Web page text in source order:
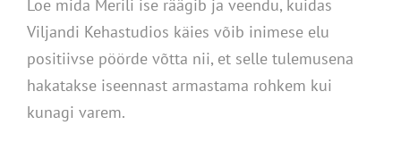
Loe mida Merili ise räägib ja veendu, kuidas
Viljandi Kehastudios käies võib inimese elu
positiivse pöörde võtta nii, et selle tulemusena
hakatakse iseennast armastama rohkem kui
kunagi varem.